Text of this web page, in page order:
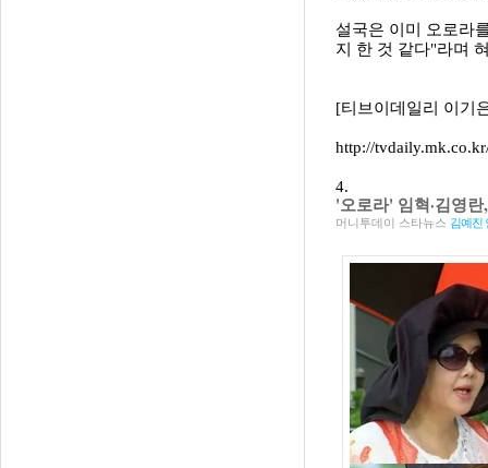
설국은 이미 오로라
지 한 것 같다"라며
[티브이데일리 이기
http://
4.
'오로라' 임혁·김영
머니투데이 스타뉴스 김예진